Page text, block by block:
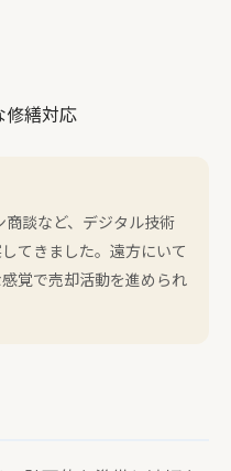
修繕対応
談など、デジタル技術
てきました。遠方にいて
覚で売却活動を進められ